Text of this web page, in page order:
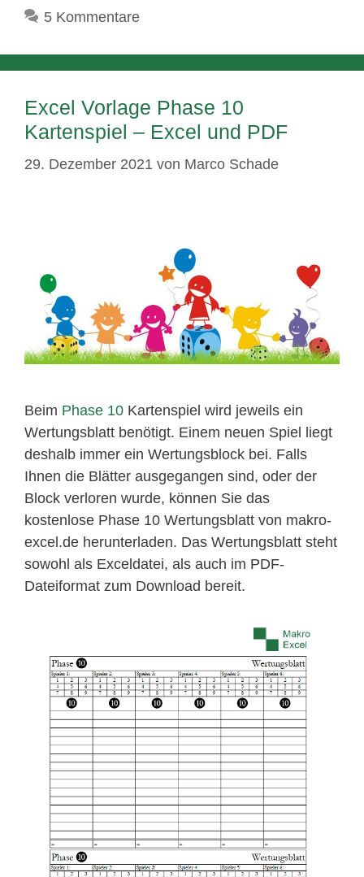
5 Kommentare
Excel Vorlage Phase 10
Kartenspiel – Excel und PDF
29. Dezember 2021 von Marco Schade
Beim Phase 10 Kartenspiel wird jeweils ein
Wertungsblatt benötigt. Einem neuen Spiel liegt
deshalb immer ein Wertungsblock bei. Falls
Ihnen die Blätter ausgegangen sind, oder der
Block verloren wurde, können Sie das
kostenlose Phase 10 Wertungsblatt von makro-
excel.de herunterladen. Das Wertungsblatt steht
sowohl als Exceldatei, als auch im PDF-
Dateiformat zum Download bereit.